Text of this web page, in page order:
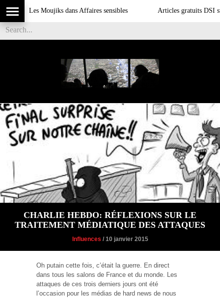
Les Moujiks dans Affaires sensibles Articles gratuits DSI sur
CHARLIE HEBDO: RÉFLEXIONS SUR LE
TRAITEMENT MÉDIATIQUE DES ATTAQUES
Influences / 10 janvier 2015
Oh putain cette fois, c’était la guerre. En direct
dans tous les salons de France et du monde. Les
attaques de ces trois derniers jours ont été
l’occasion pour les médias de hard news de nous